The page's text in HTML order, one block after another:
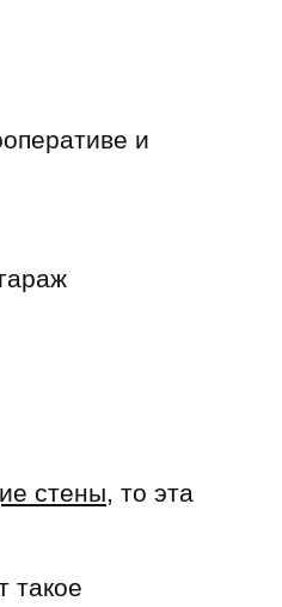
и
стены, то эта
такое